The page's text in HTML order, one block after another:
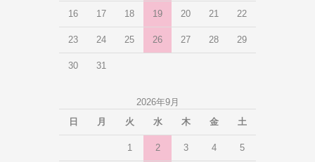
16 17 18 19 20 21 22
23 24 25 26 27 28 29
30 31
2026年9月
日
月 火 水 木 金 土
1 2 3 4 5